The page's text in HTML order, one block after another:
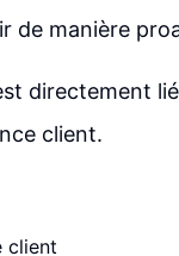
de manière
directement
client.